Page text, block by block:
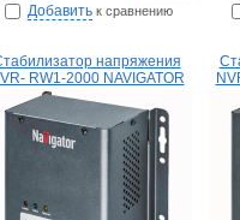
Добавить к сравнению
напряжения
RW1-2000 NAVIGATOR